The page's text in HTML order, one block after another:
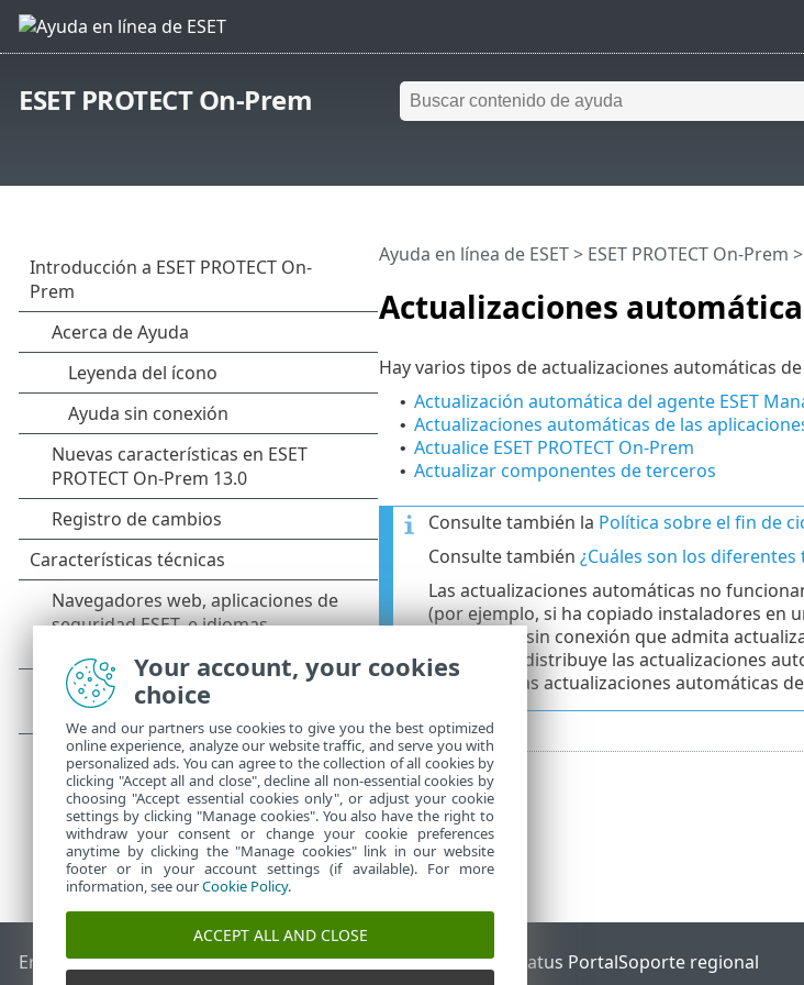
ESET PROTECT On-Prem
Actualizaciones
Ayuda en línea de ESET> ESET PROTECT On-Prem >
Hay varios tipos de actualizaciones automáticas de
• Actualización automática del agente ESET
• Actualizaciones automáticas de las
• Actualice ESET PROTECT On-Prem
• Actualizar componentes de terceros
Consulte también la Política sobre el fin de
Consulte también ¿Cuáles son los diferentes
Las actualizaciones automáticas no
(por ejemplo, si ha copiado instaladores en
repositorio sin conexión que admita
replicación distribuye las actualizaciones
distribuye las actualizaciones automáticas
End of LifeBase de conocimiento de ESETForo de ESETESET Status PortalSoporte regional
Your account, your cookies
choice
We and our partners use cookies to give you the best optimized
online experience, analyze our website traffic, and serve you with
personalized ads. You can agree to the collection of all cookies by
clicking "Accept all and close", decline all non-essential cookies by
choosing "Accept essential cookies only", or adjust your cookie
settings by clicking "Manage cookies". You also have the right to
withdraw your consent or change your cookie preferences
anytime by clicking the "Manage cookies" link in our website
footer or in your account settings (if available). For more
information, see ourCookie Policy.
ACCEPT ALL AND CLOSE